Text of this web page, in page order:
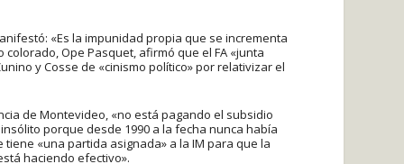
«Es la impunidad propia que se incrementa
Ope Pasquet, afirmó que el FA «junta
y Cosse de «cinismo político» por relativizar el
de Montevideo, «no está pagando el subsidio
porque desde 1990 a la fecha nunca había
«una partida asignada» a la IM para que la
haciendo efectivo».